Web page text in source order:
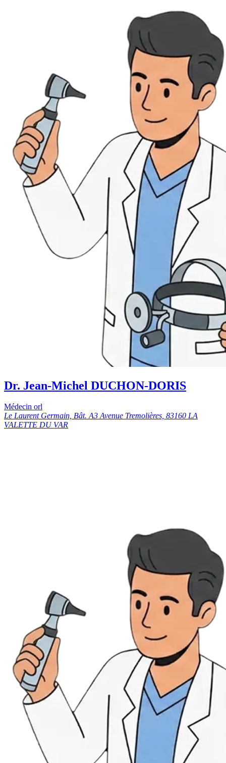
Dr. Jean-Michel DUCHON-DORIS
Médecin orl
Le Laurent Germain, Bât. A3 Avenue Tremolières, 83160 LA
VALETTE DU VAR